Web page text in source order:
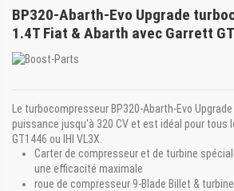
BP320-Abarth-Evo Upgrade
1.4T Fiat & Abarth avec Garrett
Le turbocompresseur BP320-Abarth-Evo
puissance jusqu'à 320 CV et est idéal pour tous
GT1446 ou IHI VL3X.
Carter de compresseur et de turbine
une efficacité maximale
roue de compresseur 9-Blade Billet &